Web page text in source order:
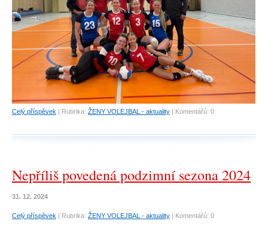
Celý příspěvek Rubrika: ŽENY VOLEJBAL - aktuality Komentářů: 0
Nepříliš povedená podzimní sezona 2024
31. 12. 2024
Celý příspěvek Rubrika: ŽENY VOLEJBAL - aktuality Komentářů: 0